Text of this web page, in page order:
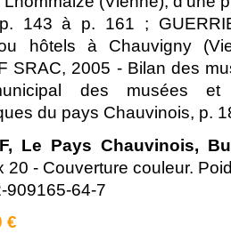
143 à p. 161 ;
hôtels à Chauvigny
SRAC, 2005 - Bilan des
des musées et
du pays Chauvinois, p.
Le Pays Chauvinois,
20 - Couverture couleur.
909165-64-7
€